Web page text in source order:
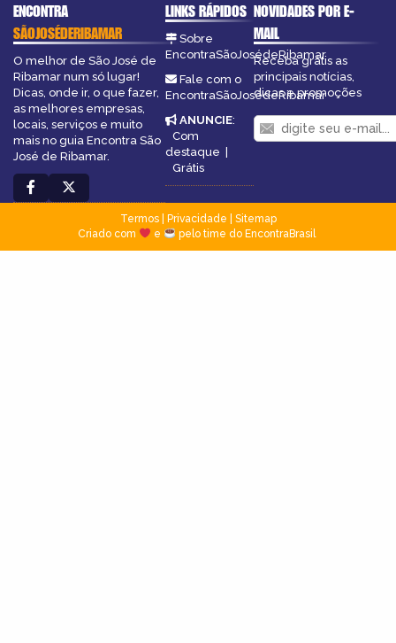
ENCONTRA
SÃOJOSÉDERIBAMAR
O melhor de São José de
Ribamar num só lugar!
Dicas, onde ir, o que fazer,
as melhores empresas,
locais, serviços e muito
mais no guia Encontra São
José de Ribamar.
LINKS RÁPIDOS
Sobre
EncontraSãoJosédeRibamar
Fale com o
EncontraSãoJosédeRibamar
ANUNCIE:
Com
destaque |
Grátis
NOVIDADES POR E-
MAIL
Receba grátis as
principais notícias,
dicas e promoções
Termos| Privacidade
Sitemap
Criado com
e pelo time do EncontraBrasil